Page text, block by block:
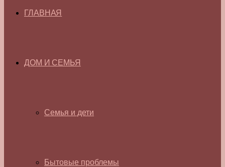
ГЛАВНАЯ
ДОМ И СЕМЬЯ
Семья и дети
Бытовые проблемы